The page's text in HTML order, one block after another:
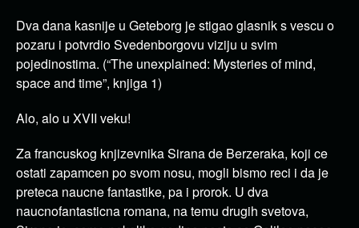
Dva dana kasnije u Geteborg je stigao glasnik s vescu o
pozaru i potvrdio Svedenborgovu viziju u svim
pojedinostima. (“The unexplained: Mysteries of mind,
space and time”, knjiga 1)
Alo, alo u XVII veku!
Za francuskog knjizevnika Sirana de Berzeraka, koji ce
ostati zapamcen po svom nosu, mogli bismo reci i da je
preteca naucne fantastike, pa i prorok. U dva
naucnofantasticna romana, na temu drugih svetova,